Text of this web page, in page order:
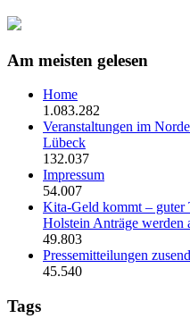
Am meisten gelesen
Home
1.083.282
Veranstaltungen im
Lübeck
132.037
Impressum
54.007
Kita-Geld kommt – guter
Holstein Anträge werden
49.803
Pressemitteilungen
45.540
Tags